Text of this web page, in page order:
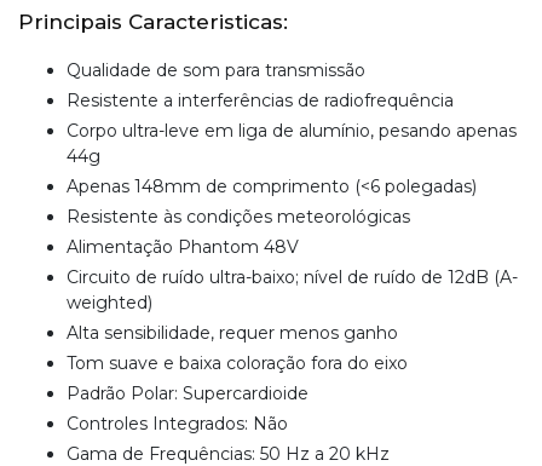
Principais Caracteristicas:
Qualidade de som para transmissão
Resistente a interferências de radiofrequência
Corpo ultra-leve em liga de alumínio, pesando apenas
44g
Apenas 148mm de comprimento (<6 polegadas)
Resistente às condições meteorológicas
Alimentação Phantom 48V
Circuito de ruído ultra-baixo; nível de ruído de 12dB (A-
weighted)
Alta sensibilidade, requer menos ganho
Tom suave e baixa coloração fora do eixo
Padrão Polar: Supercardioide
Controles Integrados: Não
Gama de Frequências: 50 Hz a 20 kHz